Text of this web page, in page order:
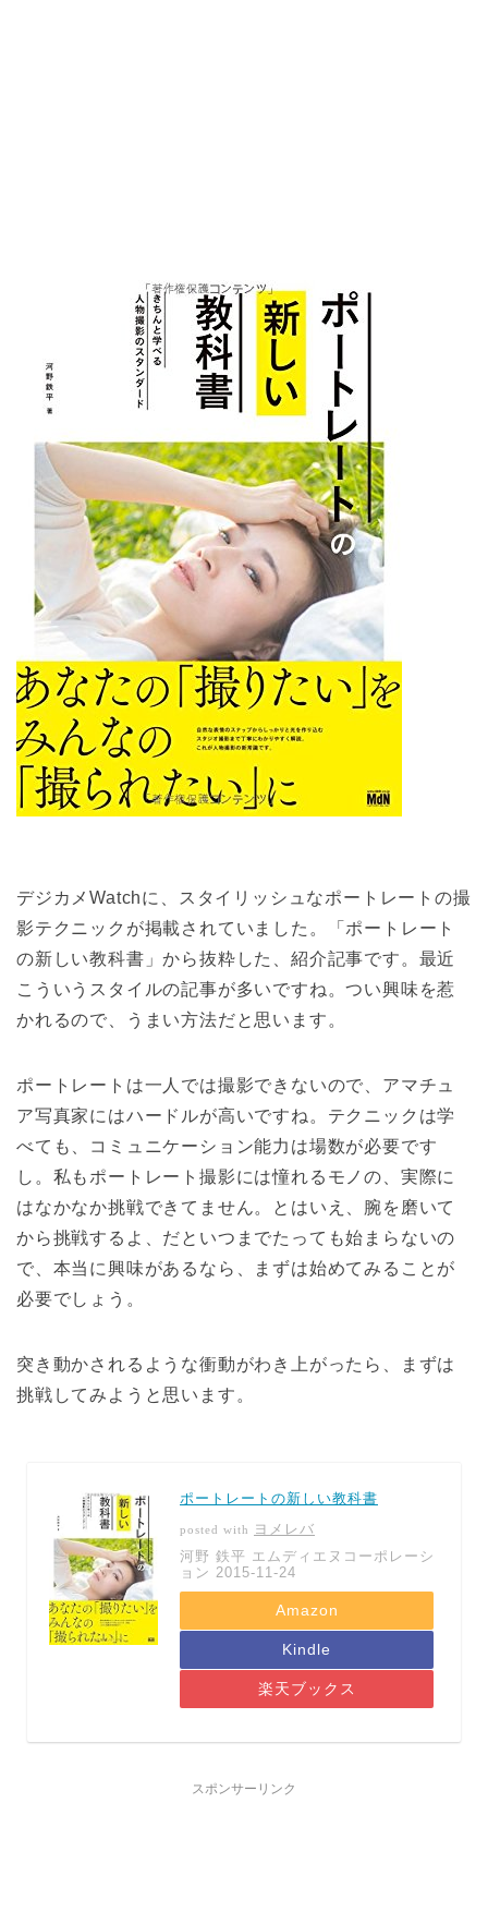
デジカメWatchに、スタイリッシュなポートレートの撮
影テクニックが掲載されていました。「ポートレート
の新しい教科書」から抜粋した、紹介記事です。最近
こういうスタイルの記事が多いですね。つい興味を惹
かれるので、うまい方法だと思います。
ポートレートは一人では撮影できないので、アマチュ
ア写真家にはハードルが高いですね。テクニックは学
べても、コミュニケーション能力は場数が必要です
し。私もポートレート撮影には憧れるモノの、実際に
はなかなか挑戦できてません。とはいえ、腕を磨いて
から挑戦するよ、だといつまでたっても始まらないの
で、本当に興味があるなら、まずは始めてみることが
必要でしょう。
突き動かされるような衝動がわき上がったら、まずは
挑戦してみようと思います。
ポートレートの新しい教科書
posted with
ヨメレバ
河野 鉄平 エムディエヌコーポレーシ
ョン 2015-11-24
Amazon
Kindle
楽天ブックス
スポンサーリンク